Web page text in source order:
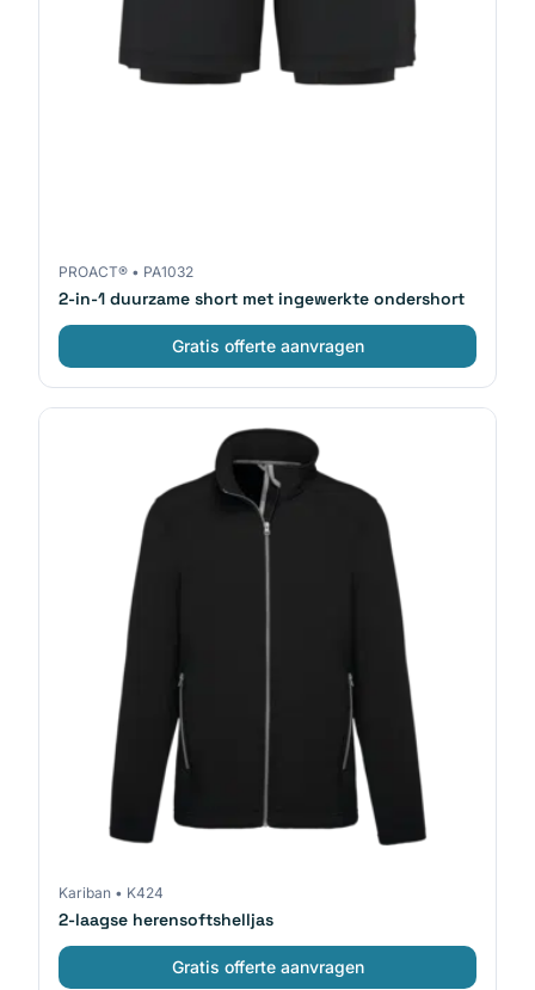
PROACT® • PA1032
2-in-1 duurzame short met ingewerkte ondershort
Gratis offerte aanvragen
Kariban • K424
2-laagse herensoftshelljas
Gratis offerte aanvragen